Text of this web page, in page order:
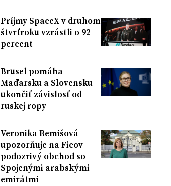
Príjmy SpaceX v druhom
štvrťroku vzrástli o 92
percent
Brusel pomáha
Maďarsku a Slovensku
ukončiť závislosť od
ruskej ropy
Veronika Remišová
upozorňuje na Ficov
podozrivý obchod so
Spojenými arabskými
emirátmi